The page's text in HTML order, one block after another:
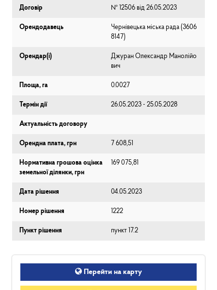
Договір № 12506 від 26.05.2023
Орендодавець
Чернівецька міська рада (⁨3606
8147⁩)
Орендар(і)
Джуран Олександр Манолійо
вич
Площа, га 0.0027
Термін дії 26.05.2023 - 25.05.2028
Актуальність договору
Орендна плата, грн 7 608,51
Нормативна грошова оцінка
земельної ділянки, грн
169 075,81
Дата рішення 04.05.2023
Номер рішення 1222
Пункт рішення пункт 17.2
Перейти на карту